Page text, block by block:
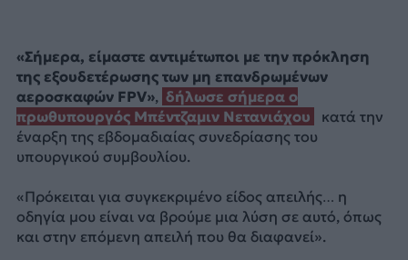
«Σήμερα, είμαστε αντιμέτωποι με την πρόκληση
της εξουδετέρωσης των μη επανδρωμένων
αεροσκαφών FPV», δήλωσε σήμερα ο
πρωθυπουργός Μπέντζαμιν Νετανιάχου
κατά την
έναρξη της εβδομαδιαίας συνεδρίασης του
υπουργικού συμβουλίου.
«Πρόκειται για συγκεκριμένο είδος απειλής… η
οδηγία μου είναι να βρούμε μια λύση σε αυτό, όπως
και στην επόμενη απειλή που θα διαφανεί».